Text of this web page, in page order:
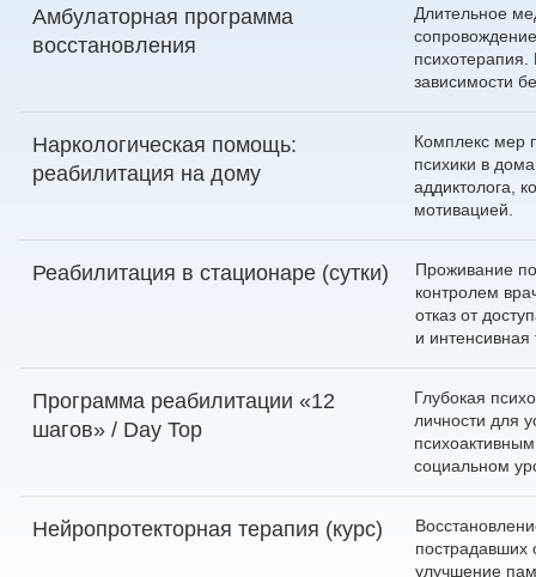
Амбулаторная программа
восстановления
Длительное
психотерапия.
зависимости
Наркологическая помощь:
реабилитация на дому
Комплекс мер
психики в
аддиктолога,
мотивацией.
Реабилитация в стационаре (сутки)
Проживание
контролем
отказ от
и интенсивная
Программа реабилитации «12
шагов» / Day Top
Глубокая
личности для
социальном
Нейропротекторная терапия (курс)
пострадавших
улучшение